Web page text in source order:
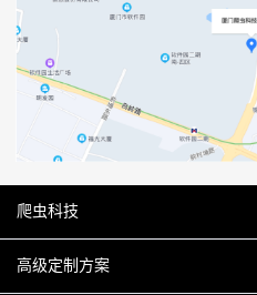
爬虫科技
爬虫案例
高级定制方案